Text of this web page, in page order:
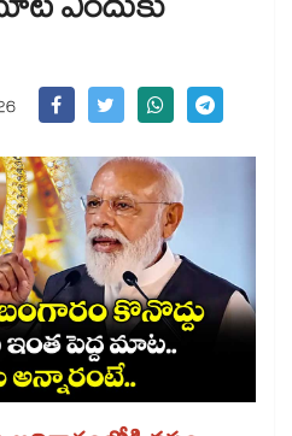
ఎందుకు